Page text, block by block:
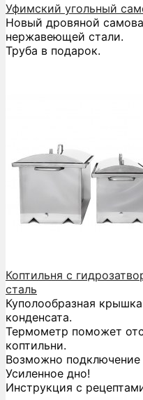
Уфимский угольный
Новый дровяной
нержавеющей стали.
Труба в подарок.
Коптильня с
сталь
Куполообразная
конденсата.
Термометр поможет
коптильни.
Возможно подключение
Усиленное дно!
Инструкция с